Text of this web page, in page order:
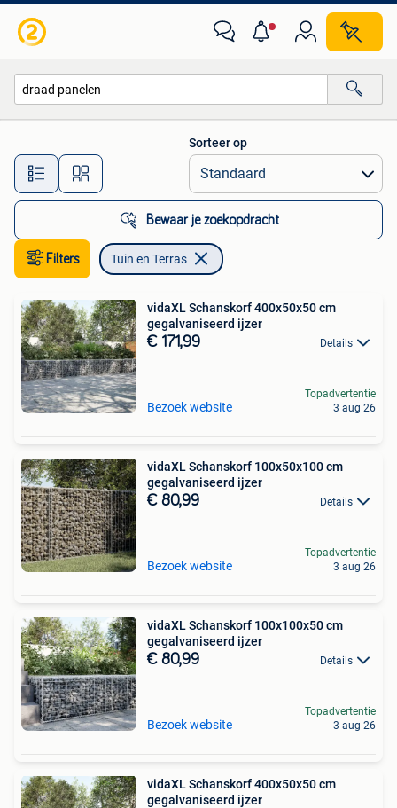
Alle afstanden…
Sorteer op
Bewaar je zoekopdracht
Filters Tuin en Terras
vidaXL Schanskorf 400x50x50 cm
gegalvaniseerd ijzer
€ 171,99 Details
Bezoek website
Topadvertentie
3 aug 26
vidaXL Schanskorf 100x50x100 cm
gegalvaniseerd ijzer
€ 80,99 Details
Bezoek website
Topadvertentie
3 aug 26
vidaXL Schanskorf 100x100x50 cm
gegalvaniseerd ijzer
€ 80,99 Details
Bezoek website
Topadvertentie
3 aug 26
vidaXL Schanskorf 400x50x50 cm
gegalvaniseerd ijzer